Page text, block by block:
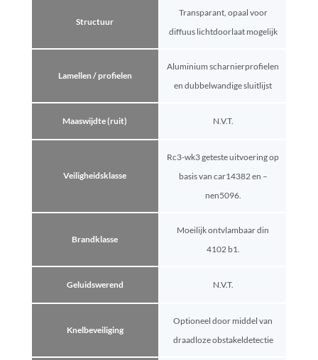
Structuur
Transparant, opaal voor
diffuus lichtdoorlaat mogelijk
Lamellen / profielen
Aluminium scharnierprofielen
en dubbelwandige sluitlijst
Maaswijdte (ruit) N.V.T.
Veiligheidsklasse
Rc3-wk3 geteste uitvoering op
basis van car14382 en –
nen5096.
Brandklasse
Moeilijk ontvlambaar din
4102 b1.
Geluidswerend N.V.T.
Knelbeveiliging
Optioneel door middel van
draadloze obstakeldetectie